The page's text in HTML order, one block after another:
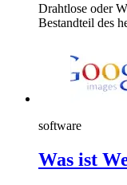
Drahtlose oder
Bestandteil des
software
Was ist